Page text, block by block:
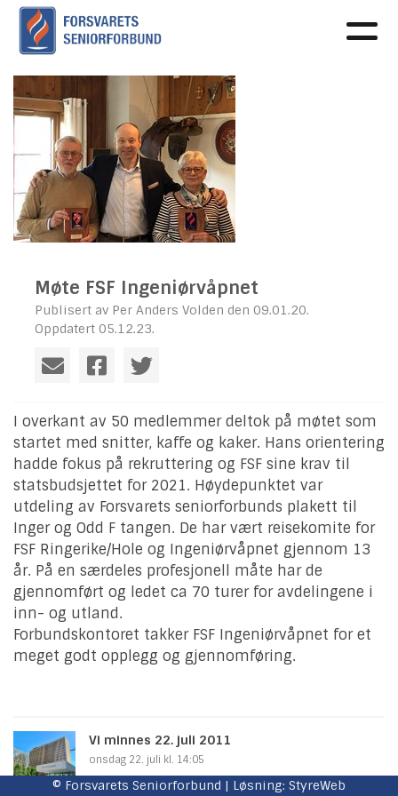
Møte FSF Ingeniørvåpnet
Publisert av Per Anders Volden den 09.01.20.
Oppdatert 05.12.23.
I overkant av 50 medlemmer deltok på møtet som
startet med snitter, kaffe og kaker. Hans orientering
hadde fokus på rekruttering og FSF sine krav til
statsbudsjettet for 2021. Høydepunktet var
utdeling av Forsvarets seniorforbunds plakett til
Inger og Odd F tangen. De har vært reisekomite for
FSF Ringerike/Hole og Ingeniørvåpnet gjennom 13
år. På en særdeles profesjonell måte har de
gjennomført og ledet ca 70 turer for avdelingene i
inn- og utland.
Forbundskontoret takker FSF Ingeniørvåpnet for et
meget godt opplegg og gjennomføring.
Vi minnes 22. juli 2011
onsdag 22. juli kl. 14:05
© Forsvarets Seniorforbund | Løsning: StyreWeb